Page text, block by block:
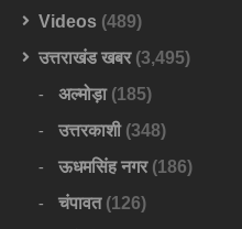
Videos (489)
उत्तराखंड खबर(3,495)
अल्मोड़ा(185)
उत्तरकाशी(348)
ऊधमसिंह नगर(186)
चंपावत(126)